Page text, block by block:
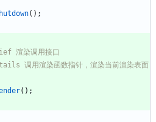
( ) ;
( ) ;